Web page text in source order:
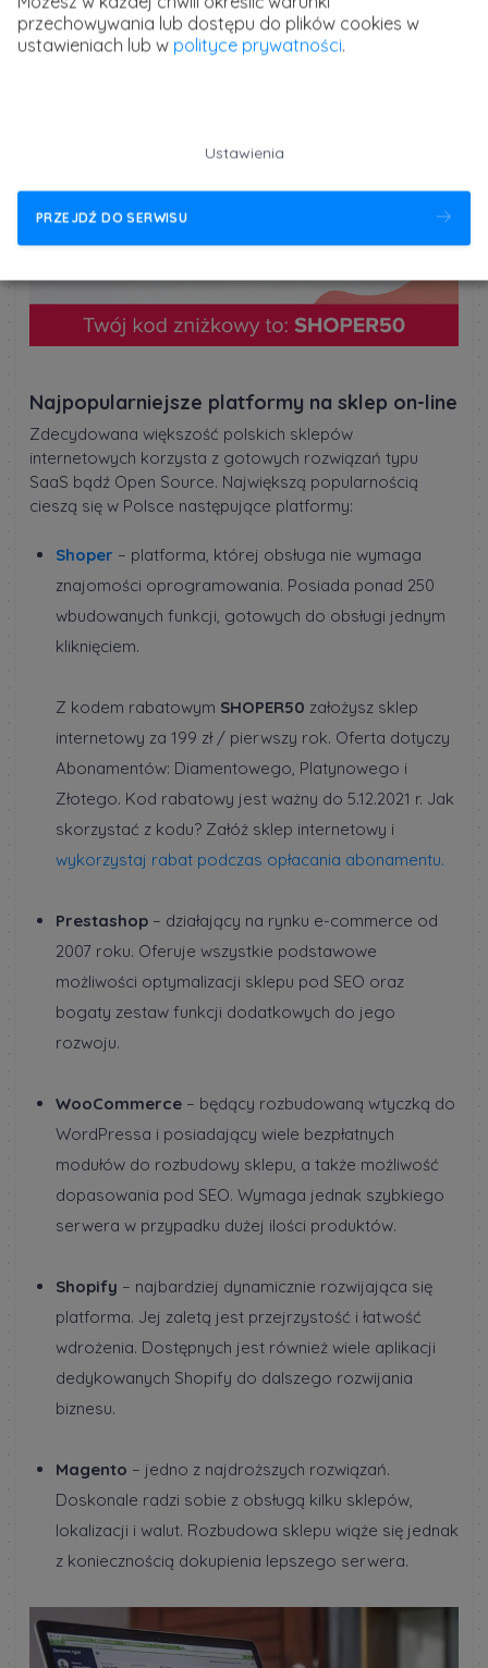
automatyzacja w e-
commerce
Najpopularniejsze platformy na sklep on-line
Zdecydowana większość polskich sklepów
internetowych korzysta z gotowych rozwiązań typu
SaaS bądź Open Source. Największą popularnością
cieszą się w Polsce następujące platformy:
Shoper – platforma, której obsługa nie wymaga
znajomości oprogramowania. Posiada ponad 250
wbudowanych funkcji, gotowych do obsługi jednym
kliknięciem.
Z kodem rabatowym SHOPER50 założysz sklep
internetowy za 199 zł / pierwszy rok. Oferta dotyczy
Abonamentów: Diamentowego, Platynowego i
Złotego. Kod rabatowy jest ważny do 5.12.2021 r. Jak
skorzystać z kodu? Załóż sklep internetowy i
wykorzystaj rabat podczas opłacania abonamentu.
Prestashop – działający na rynku e-commerce od
2007 roku. Oferuje wszystkie podstawowe
możliwości optymalizacji sklepu pod SEO oraz
bogaty zestaw funkcji dodatkowych do jego
rozwoju.
WooCommerce – będący rozbudowaną wtyczką do
WordPressa i posiadający wiele bezpłatnych
modułów do rozbudowy sklepu, a także możliwość
dopasowania pod SEO. Wymaga jednak szybkiego
serwera w przypadku dużej ilości produktów.
Shopify – najbardziej dynamicznie rozwijająca się
platforma. Jej zaletą jest przejrzystość i łatwość
wdrożenia. Dostępnych jest również wiele aplikacji
dedykowanych Shopify do dalszego rozwijania
biznesu.
Magento – jedno z najdroższych rozwiązań.
Doskonale radzi sobie z obsługą kilku sklepów,
lokalizacji i walut. Rozbudowa sklepu wiąże się jednak
z koniecznością dokupienia lepszego serwera.
przechowywania lub dostępu do plików cookies w
ustawieniach lub w polityce prywatności.
Ustawienia
PRZEJDŹ DO SERWISU